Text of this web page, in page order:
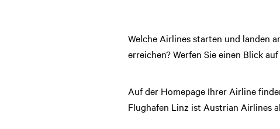
Welche Airlines starten und landen
erreichen? Werfen Sie einen Blick
Auf der Homepage Ihrer Airline
Flughafen Linz ist Austrian Airlines